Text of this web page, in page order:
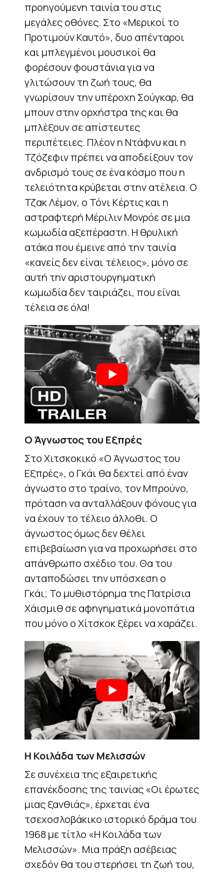
προηγούμενη ταινία του στις
μεγάλες οθόνες. Στο «Μερικοί το
Προτιμούν Καυτό», δυο απένταροι
και μπλεγμένοι μουσικοί θα
φορέσουν φουστάνια για να
γλιτώσουν τη ζωή τους, θα
γνωρίσουν την υπέροχη Σούγκαρ, θα
μπουν στην ορχήστρα της και θα
μπλέξουν σε απίστευτες
περιπέτειες. Πλέον η Ντάφνυ και η
Τζόζεφιν πρέπει να αποδείξουν τον
ανδρισμό τους σε ένα κόσμο που η
τελειότητα κρύβεται στην ατέλεια. Ο
Τζακ Λέμον, ο Τόνι Κέρτις και η
αστραφτερή Μέριλιν Μονρόε σε μια
κωμωδία αξεπέραστη. Η θρυλική
ατάκα που έμεινε από την ταινία
«κανείς δεν είναι τέλειος», μόνο σε
αυτή την αριστουργηματική
κωμωδία δεν ταιριάζει, που είναι
τέλεια σε όλα!
Ο Άγνωστος του Εξπρές
Στο Χιτσκοκικό «Ο Άγνωστος του
Εξπρές», ο Γκάι θα δεχτεί από έναν
άγνωστο στο τραίνο, τον Μπρούνο,
πρόταση να ανταλλάξουν φόνους για
να έχουν το τέλειο άλλοθι. Ο
άγνωστος όμως δεν θέλει
επιβεβαίωση για να προχωρήσει στο
απάνθρωπο σχέδιο του. Θα του
ανταποδώσει την υπόσχεση ο
Γκάι; Το μυθιστόρημα τηςΠατρίσια
Χάισμιθσε αφηγηματικά μονοπάτια
που μόνο ο Χίτσκοκ ξέρει να χαράζει.
Η Κοιλάδα των Μελισσών
Σε συνέχεια της εξαιρετικής
επανέκδοσης της ταινίας «Οι έρωτες
μιας ξανθιάς», έρχεται ένα
τσεχοσλοβάκικο ιστορικό δράμα του
1968 με τίτλο «Η Κοιλάδα των
Μελισσών». Μια πράξη ασέβειας
σχεδόν θα του στερήσει τη ζωή του,